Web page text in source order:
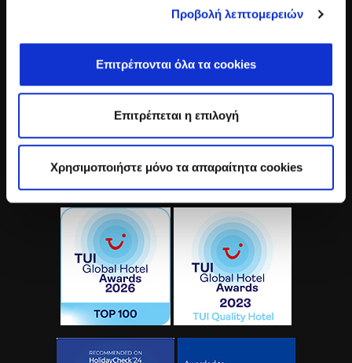
Προβολή λεπτομερειών
Επιτρέπονται όλα τα cookies
Επιτρέπεται η επιλογή
Χρησιμοποιήστε μόνο τα απαραίτητα cookies
ΓΕΜΗ: 122177350000